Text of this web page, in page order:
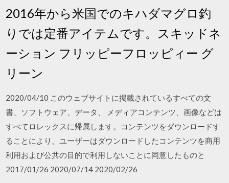
2016年から米国でのキハダマグロ釣
りでは定番アイテムです。スキッドネ
ーション フリッピーフロッピィー グ
リーン
2020/04/10 このウェブサイトに掲載されているすべての文
書、ソフトウェア、データ、 メディアコンテンツ、画像などは
すべてロレックスに帰属します。コンテンツをダウンロードす
ることにより、ユーザーはダウンロードしたコンテンツを商用
利用および公共の目的で利用しないことに同意したものと
2017/01/26 2020/07/14 2020/02/26